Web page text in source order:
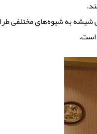
شیشه به شیوه‌های مختلفی
است.